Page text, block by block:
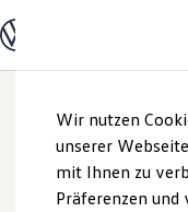
Hauptinhalt
springen
Footer
springen
Modelle und
Modelle
Elektroautos
ENERGY
SUV und CUV
Wir nutzen
unserer
mit Ihnen zu
Präferenzen